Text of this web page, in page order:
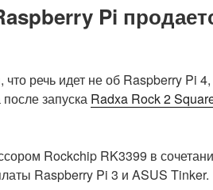
Pi
речь идет не об Raspberry Pi
запуска Radxa Rock 2
Rockchip RK3399 в
Raspberry Pi 3 и ASUS Tinker.